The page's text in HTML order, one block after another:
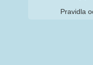
Pravidla